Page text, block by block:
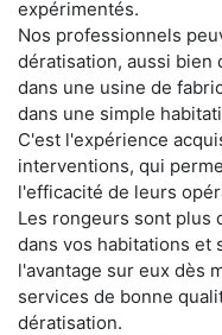
expérimentés.
Nos professionnels
dératisation, aussi bien
dans une usine de
dans une simple
C'est l'expérience
interventions, qui
l'efficacité de leurs
Les rongeurs sont plus
dans vos habitations et
l'avantage sur eux dès
services de bonne
dératisation.